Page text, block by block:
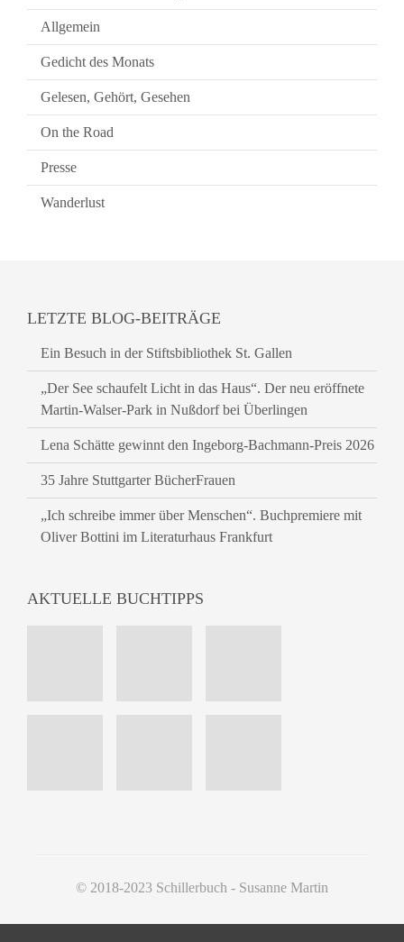
Allgemein
Gedicht des Monats
Gelesen, Gehört, Gesehen
On the Road
Presse
Wanderlust
LETZTE BLOG-BEITRÄGE
Ein Besuch in der Stiftsbibliothek St. Gallen
„Der See schaufelt Licht in das Haus“. Der neu eröffnete
Martin-Walser-Park in Nußdorf bei Überlingen
Lena Schätte gewinnt den Ingeborg-Bachmann-Preis 2026
35 Jahre Stuttgarter BücherFrauen
„Ich schreibe immer über Menschen“. Buchpremiere mit
Oliver Bottini im Literaturhaus Frankfurt
AKTUELLE BUCHTIPPS
© 2018-2023 Schillerbuch - Susanne Martin